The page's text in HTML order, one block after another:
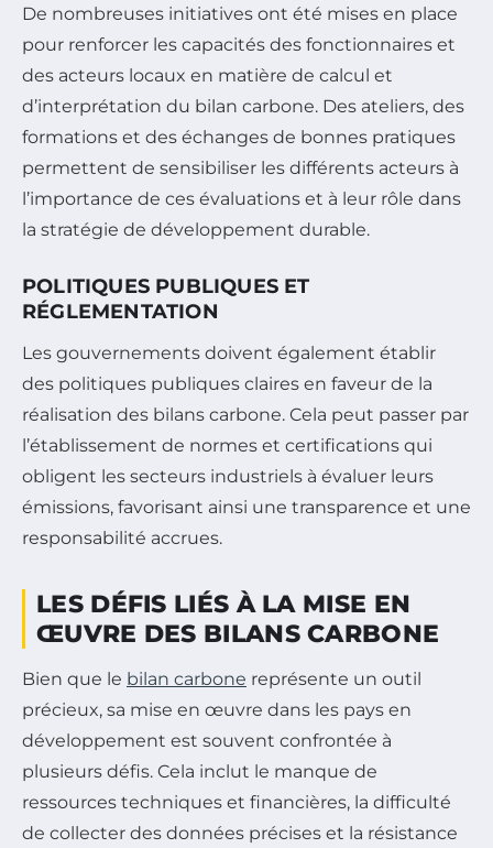
De nombreuses initiatives ont été mises en place
pour renforcer les capacités des fonctionnaires et
des acteurs locaux en matière de calcul et
d’interprétation du bilan carbone. Des ateliers, des
formations et des échanges de bonnes pratiques
permettent de sensibiliser les différents acteurs à
l’importance de ces évaluations et à leur rôle dans
la stratégie de développement durable.
POLITIQUES PUBLIQUES ET
RÉGLEMENTATION
Les gouvernements doivent également établir
des politiques publiques claires en faveur de la
réalisation des bilans carbone. Cela peut passer par
l’établissement de normes et certifications qui
obligent les secteurs industriels à évaluer leurs
émissions, favorisant ainsi une transparence et une
responsabilité accrues.
LES DÉFIS LIÉS À LA MISE EN
ŒUVRE DES BILANS CARBONE
Bien que le bilan carbone représente un outil
précieux, sa mise en œuvre dans les pays en
développement est souvent confrontée à
plusieurs défis. Cela inclut le manque de
ressources techniques et financières, la difficulté
de collecter des données précises et la résistance